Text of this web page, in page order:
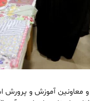
معاونین آموزش و پرورش